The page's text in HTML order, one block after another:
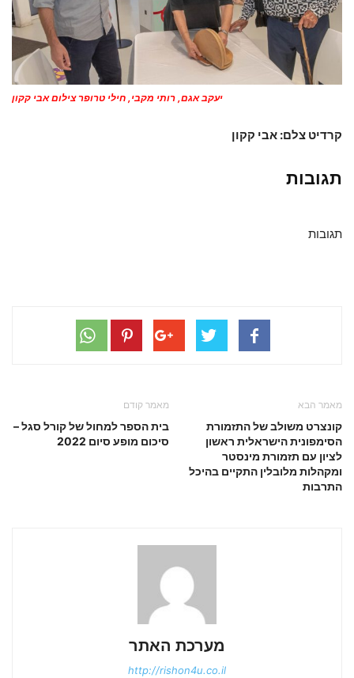
יעקב אגם, רותי מקבי, חילי טרופר צילום אבי קקון
קרדיט צלם: אבי קקון
תגובות
תגובות
מאמר קודם
בית הספר למחול של קורל סגל –
סיכום מופע סיום 2022
מאמר הבא
קונצרט משולב של התזמורת
הסימפונית הישראלית ראשון
לציון עם תזמורת מינסטר
ומקהלות מלובלין התקיים בהיכל
התרבות
מערכת האתר
http://rishon4u.co.il